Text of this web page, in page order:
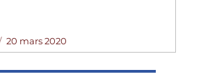
Publié
le
20 mars 2020